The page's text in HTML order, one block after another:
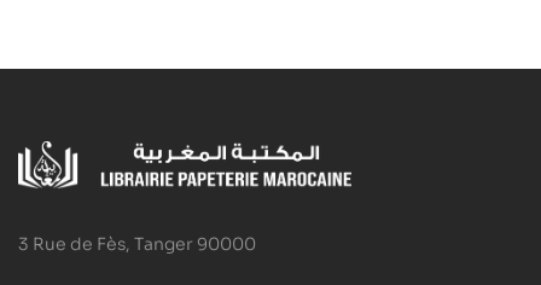
3 Rue de Fès, Tanger 90000